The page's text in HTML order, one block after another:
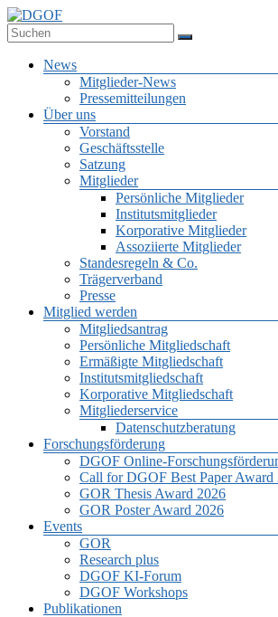
Zum
Inhalt
springen
Deutsche Gesellschaft für Online-Forschung
Menü
News
Mitglieder-News
Pressemitteilungen
Über uns
Vorstand
Geschäftsstelle
Satzung
Mitglieder
Persönliche Mitglieder
Institutsmitglieder
Korporative Mitglieder
Assoziierte Mitglieder
Standesregeln & Co.
Trägerverband
Presse
Mitglied werden
Mitgliedsantrag
Persönliche Mitgliedschaft
Ermäßigte Mitgliedschaft
Institutsmitgliedschaft
Korporative Mitgliedschaft
Mitgliederservice
Datenschutzberatung
Forschungsförderung
DGOF Online-
Call for DGOF Best Paper Award
GOR Thesis Award 2026
GOR Poster Award 2026
Events
GOR
Research plus
DGOF KI-Forum
DGOF Workshops
Publikationen